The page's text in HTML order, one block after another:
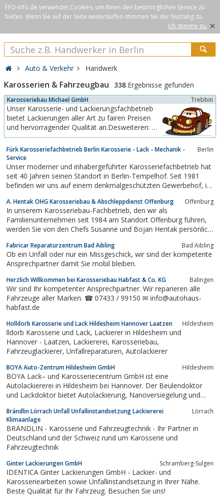
FFO-Info.de verwendet Cookies, um Ihnen den bestmöglichen Service zu
bieten. Wenn Sie auf der Seite weitersurfen stimmen Sie der Nutzung zu.
Ich stimme zu. ×
Auto & Verkehr Handwerk
Karosserien & Fahrzeugbau 338 Ergebnisse gefunden
Karosseriebau Michael GmbH Trebbin
Unser Karosserie- und Lackierungsfachbetrieb
bietet Lackierungen aller Art zu fairen Preisen
und hervorragender Qualität an.Desweiteren: Als
autorisierter Fachhändler der Trebbiner
Fahrzeugfabrik GmbH bieten wir Ihnen
Fahrzeuganhänger mit einem unschlagbaren
Preis-/ Leistungsverhältnis.Aber überzeugen Sie
sich selbst....
Fürk Karosseriefachbetrieb Berlin Karosserie - Lack - Mechanik -
Service
Berlin
Unser moderner und inhabergeführter Karosseriefachbetrieb hat
seit 40 Jahren seinen Standort in Berlin-Tempelhof. Seit 1981
befinden wir uns auf einem denkmalgeschützten Gewerbehof, in
Innungsfach-/Meister-/Ausbildungs- und Partnerbetrieb
verschiedener Versicherer, sind ausgerichtet...
A. Hentak OHG Karosseriebau & Abschleppdienst Offenburg Offenburg
In unserem Karosseriebau-Fachbetrieb, den wir als
Familienunternehmen seit 1984 am Standort Offenburg führen,
werden Sie von den Chefs Susanne und Bojan Hentak persönlich
versuchen alles, um Ihre persönlichen Wünsche in die Tat
umzusetzen: Schnell und zuverlässig.
Fabricar Reparaturzentrum Bad Aibling Bad Aibling
Ob ein Unfall oder nur ein Missgeschick, wir sind der kompetente
Ansprechpartner damit Sie mobil bleiben.
Herzlich Willkommen bei Karosseriebau Habfast & Co. KG Balingen
Wir sind Ihr kompetenter Ansprechpartner. Wir reparieren alle
Fahrzeuge aller Marken. ☎ 07433 / 99150 ✉ info@autohaus-
habfast.de
Holldorb Karosserie und Lack Hildesheim Hannover Laatzen Hildesheim
lldorb Karosserie und Lack, Lackierer in Hildesheim und
Hannover - Laatzen, Lackiererei, Karosseriebau,
Fahrzeuglackierer, Unfallreparaturen, Autolackierer
BOYA Auto-Zentrum Hildesheim GmbH Hildesheim
BOYA Lack– und Karosseriecentrum GmbH ist eine
Autolackiererei in Hildesheim bei Hannover. Der Beulendoktor
und Lackdoktor bietet Autolackierung, Nanoversiegelung und
Autolackierungen und Autolackierereien. Der Scheibendoktor im
Raum Hannover.
Brändlin Lörrach Unfall Unfallinstandsetzung Lackiererei
Klimaanlage
Lörrach
BRÄNDLIN - Karosserie und Fahrzeugtechnik - Ihr Partner in
Deutschland und der Schweiz rund um Karosserie und
Fahrzeugtechnik
Ginter Lackierungen GmbH Schramberg-Sulgen
IDENTICA Ginter Lackierungen GmbH - Lackier- und
Karosseriearbeiten sowie Unfallinstandsetzung in Ihrer Nähe.
Beste Qualität für Ihr Fahrzeug. Besuchen Sie uns!